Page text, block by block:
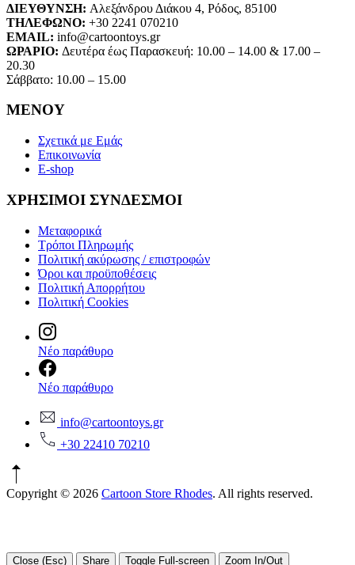
ΔΙΕΥΘΥΝΣΗ: Αλεξάνδρου Διάκου 4, Ρόδος, 85100
ΤΗΛΕΦΩΝΟ: +30 2241 070210
EMAIL: info@cartoontoys.gr
ΩΡΑΡΙΟ: Δευτέρα έως Παρασκευή: 10.00 – 14.00 & 17.00 –
20.30
Σάββατο: 10.00 – 15.00
ΜΕΝΟΥ
Σχετικά με Εμάς
Επικοινωνία
E-shop
ΧΡΗΣΙΜΟΙ ΣΥΝΔΕΣΜΟΙ
Μεταφορικά
Τρόποι Πληρωμής
Πολιτική ακύρωσης / επιστροφών
Όροι και προϋποθέσεις
Πολιτική Απορρήτου
Πολιτική Cookies
Νέο παράθυρο
Νέο παράθυρο
info@cartoontoys.gr
+30 22410 70210
Copyright © 2026 Cartoon Store Rhodes. All rights reserved.
Close (Esc) Share Toggle Full-screen Zoom In/Out